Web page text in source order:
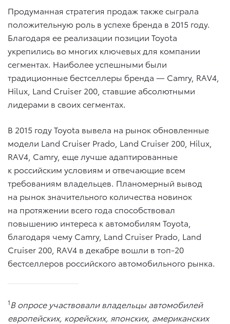
Продуманная стратегия продаж также сыграла
положительную роль в успехе бренда в 2015 году.
Благодаря ее реализации позиции Toyota
укрепились во многих ключевых для компании
сегментах. Наиболее успешными были
традиционные бестселлеры бренда — Camry, RAV4,
Hilux, Land Cruiser 200, ставшие абсолютными
лидерами в своих сегментах.
В 2015 году Toyota вывела на рынок обновленные
модели Land Cruiser Prado, Land Cruiser 200, Hilux,
RAV4, Camry, еще лучше адаптированные
к российским условиям и отвечающие всем
требованиям владельцев. Планомерный вывод
на рынок значительного количества новинок
на протяжении всего года способствовал
повышению интереса к автомобилям Toyota,
благодаря чему Camry, Land Cruiser Prado, Land
Cruiser 200, RAV4 в декабре вошли в топ-20
бестселлеров российского автомобильного рынка.
1В опросе участвовали владельцы автомобилей
европейских, корейских, японских, американских